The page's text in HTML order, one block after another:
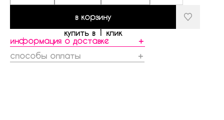
в корзину
купить в 1 клик
информация о доставке
＋
способы оплаты
＋